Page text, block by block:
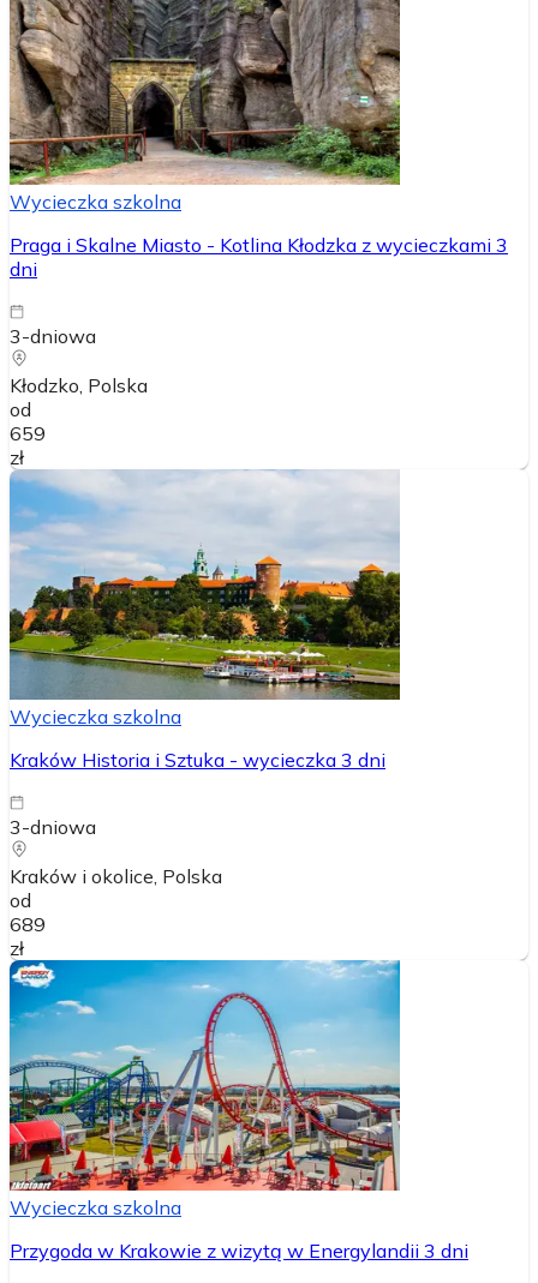
Wycieczka szkolna
Praga i Skalne Miasto - Kotlina Kłodzka z wycieczkami 3
dni
3-dniowa
Kłodzko, Polska
od
659
zł
Wycieczka szkolna
Kraków Historia i Sztuka - wycieczka 3 dni
3-dniowa
Kraków i okolice, Polska
od
689
zł
Wycieczka szkolna
Przygoda w Krakowie z wizytą w Energylandii 3 dni